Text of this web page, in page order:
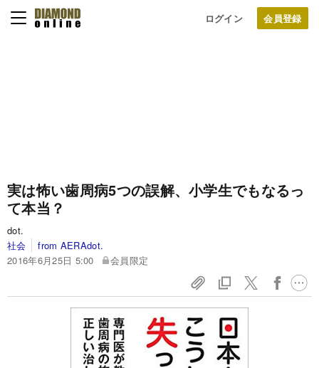
ログイン
実は怖い歯周病5つの誤解、小学生でもなるっ
て本当？
dot.
社会
from AERAdot.
2016年6月25日 5:00
会員限定